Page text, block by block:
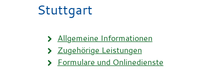
Stuttgart
Allgemeine Informationen
Zugehörige Leistungen
Formulare und Onlinedienste